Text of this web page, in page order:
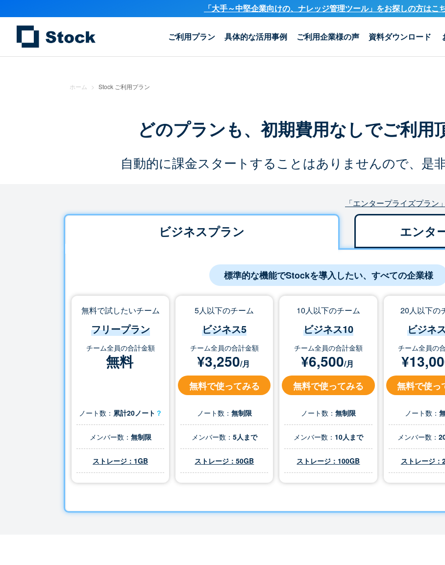
「大手～中堅企業向けの、ナレッジ管理ツール」をお探しの方はこ
ご利用プラン 具体的な活用事例 ご利用企業様の声 資料ダウンロード
ホーム > Stock ご利用プラン
どのプランも、初期費用なしでご利用
自動的に課金スタートすることはありませんので、是
「エンタープライズプラン
ビジネスプラン エンタ
標準的な機能でStockを導入したい、すべての企業様
無料で試したいチーム
フリープラン
チーム全員の合計金額
無料
ノート数： 累計20ノート ？
メンバー数： 無制限
ストレージ：1GB
5人以下のチーム
ビジネス5
チーム全員の合計金額
¥3,250/月
無料で使ってみる
ノート数： 無制限
メンバー数： 5人まで
ストレージ：50GB
10人以下のチーム
ビジネス10
チーム全員の合計金額
¥6,500/月
無料で使ってみる
ノート数： 無制限
メンバー数： 10人まで
ストレージ：100GB
20人以下の
ビジネ
チーム全員の
¥
無料で使っ
ノート数：
メンバー数：
ストレージ：